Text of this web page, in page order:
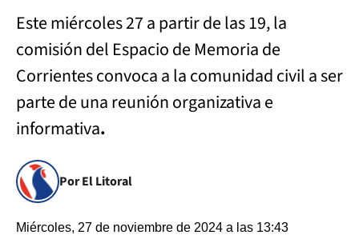
Este miércoles 27 a partir de las 19, la
comisión del Espacio de Memoria de
Corrientes convoca a la comunidad civil a ser
parte de una reunión organizativa e
informativa.
Por El Litoral
Miércoles, 27 de noviembre de 2024 a las 13:43